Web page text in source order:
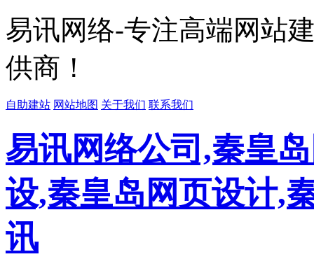
易讯网络-专注高端网站
供商！
自助建站 网站地图 关于我们 联系我们
易讯网络公司,秦皇
设,秦皇岛网页设计,
讯